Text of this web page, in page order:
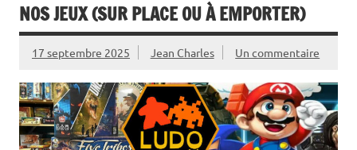
NOS JEUX (SUR PLACE OU À EMPORTER)
17 septembre 2025 Jean Charles Un commentaire